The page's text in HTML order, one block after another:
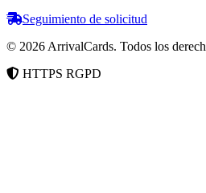
Seguimiento de solicitud
© 2026 ArrivalCards. Todos los
HTTPS RGPD